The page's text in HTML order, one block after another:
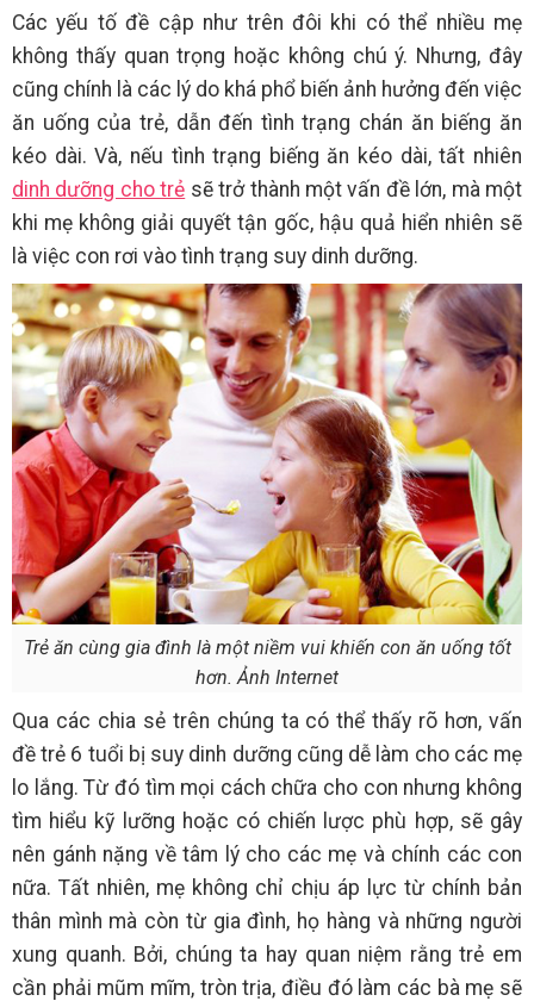
Các yếu tố đề cập như trên đôi khi có thể nhiều mẹ
không thấy quan trọng hoặc không chú ý. Nhưng, đây
cũng chính là các lý do khá phổ biến ảnh hưởng đến việc
ăn uống của trẻ, dẫn đến tình trạng chán ăn biếng ăn
kéo dài. Và, nếu tình trạng biếng ăn kéo dài, tất nhiên
dinh dưỡng cho trẻ sẽ trở thành một vấn đề lớn, mà một
khi mẹ không giải quyết tận gốc, hậu quả hiển nhiên sẽ
là việc con rơi vào tình trạng suy dinh dưỡng.
Trẻ ăn cùng gia đình là một niềm vui khiến con ăn uống tốt
hơn. Ảnh Internet
Qua các chia sẻ trên chúng ta có thể thấy rõ hơn, vấn
đề trẻ 6 tuổi bị suy dinh dưỡng cũng dễ làm cho các mẹ
lo lắng. Từ đó tìm mọi cách chữa cho con nhưng không
tìm hiểu kỹ lưỡng hoặc có chiến lược phù hợp, sẽ gây
nên gánh nặng về tâm lý cho các mẹ và chính các con
nữa. Tất nhiên, mẹ không chỉ chịu áp lực từ chính bản
thân mình mà còn từ gia đình, họ hàng và những người
xung quanh. Bởi, chúng ta hay quan niệm rằng trẻ em
cần phải mũm mĩm, tròn trịa, điều đó làm các bà mẹ sẽ